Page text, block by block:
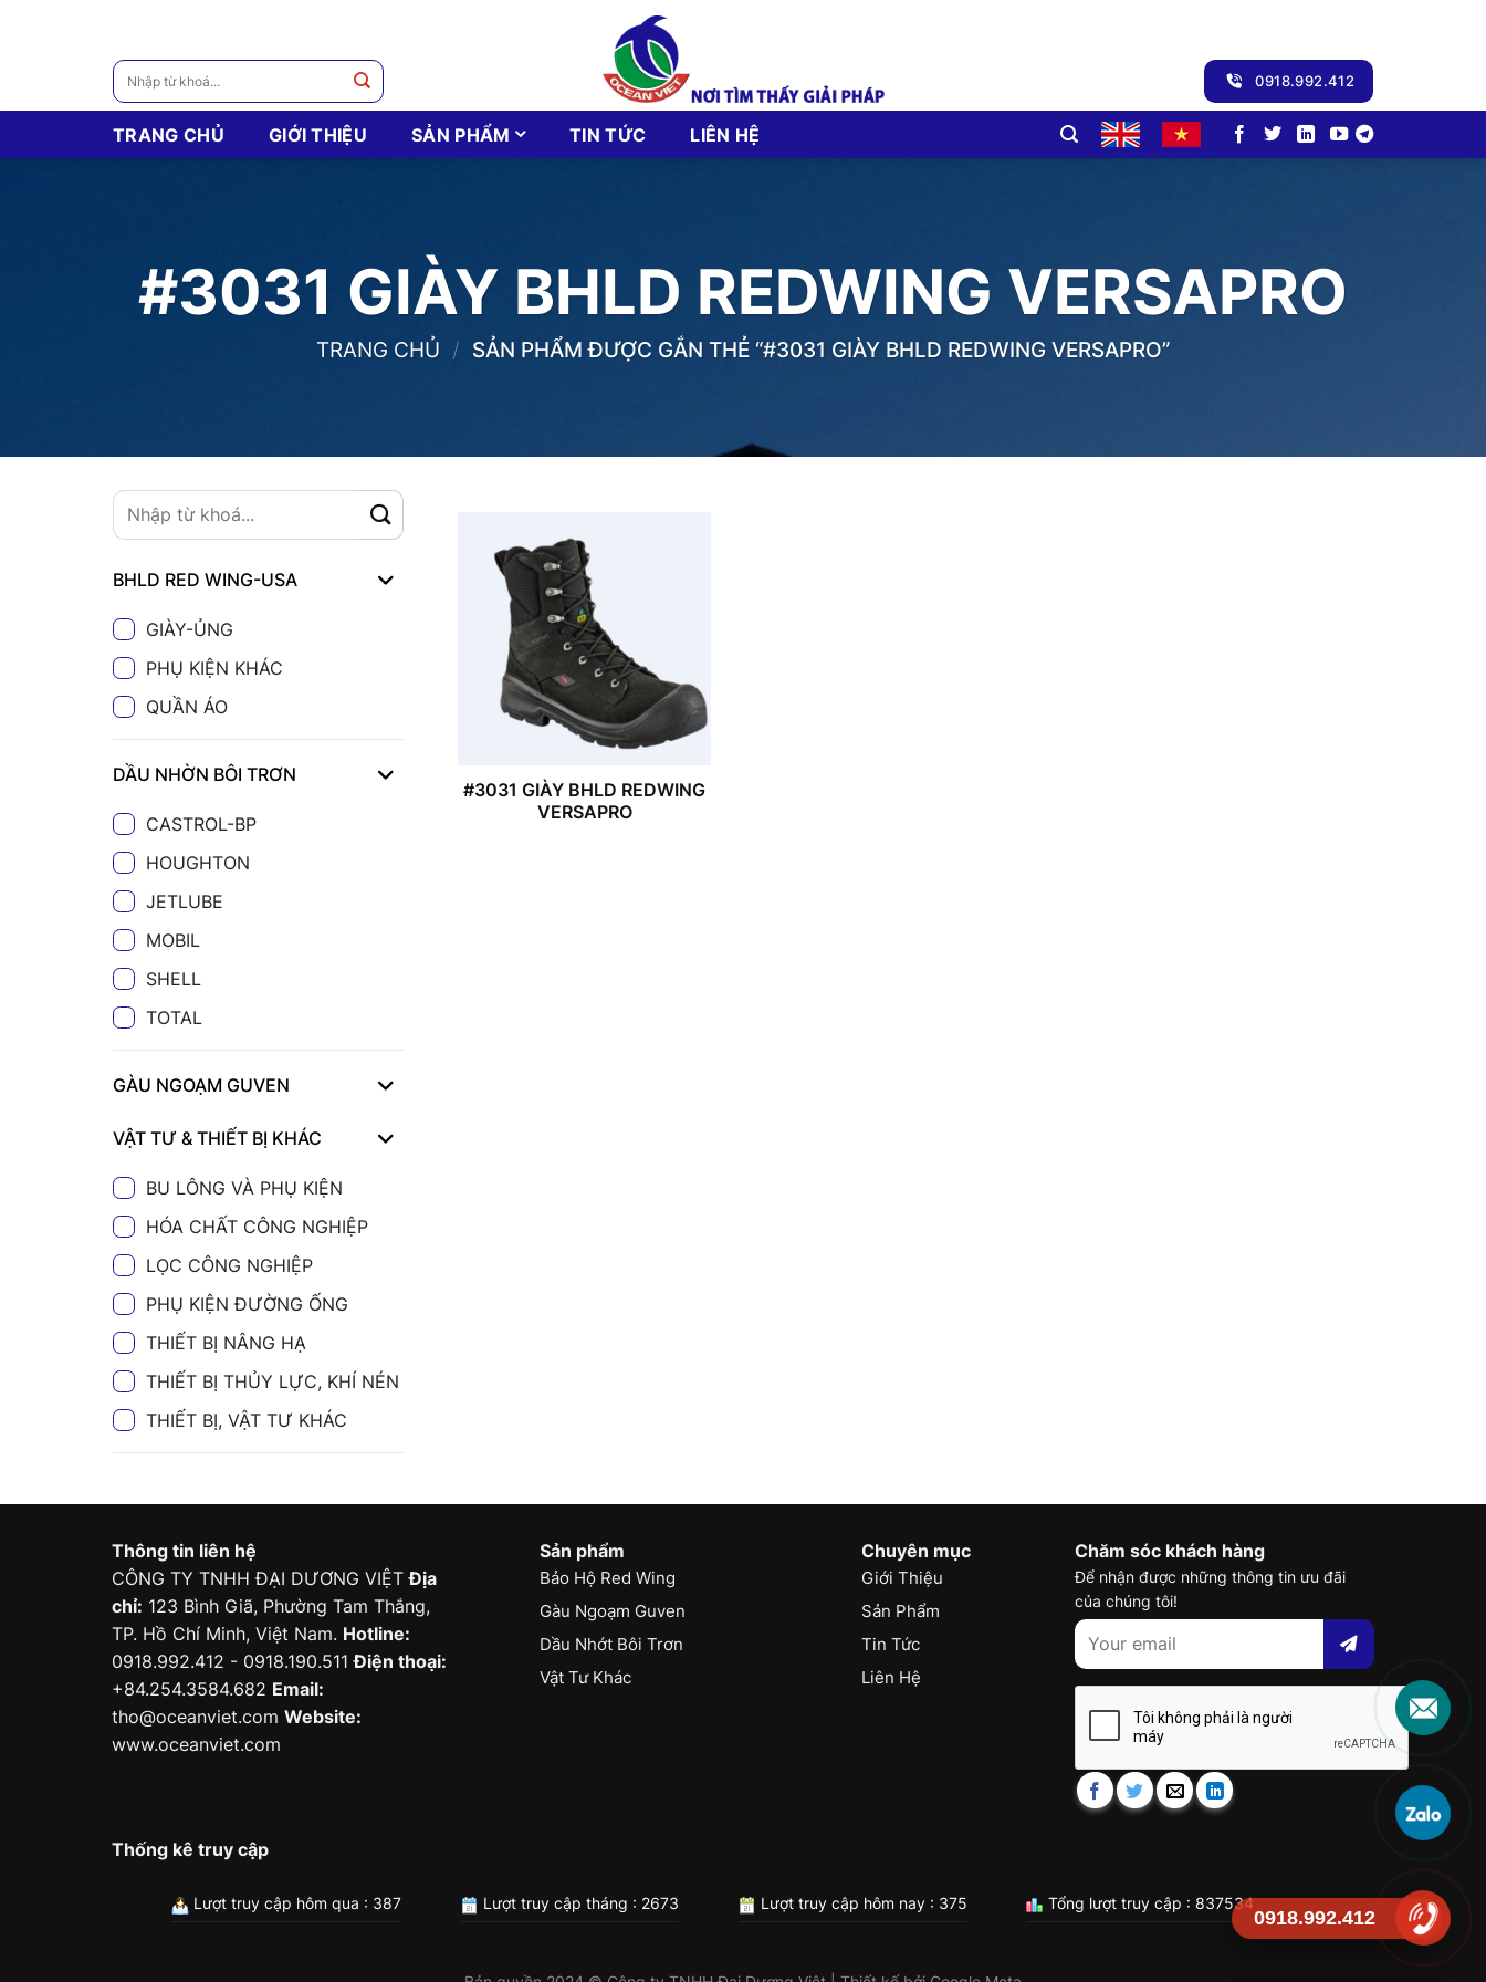
Tìm
kiếm:
0918.992.412
TRANG CHỦ GIỚI THIỆU SẢN PHẨM TIN TỨC LIÊN HỆ
#3031 GIÀY BHLD REDWING VERSAPRO
TRANG CHỦ / SẢN PHẨM ĐƯỢC GẮN THẺ “#3031 GIÀY BHLD REDWING VERSAPRO”
BHLD RED WING-USA
GIÀY-ỦNG
PHỤ KIỆN KHÁC
QUẦN ÁO
DẦU NHỜN BÔI TRƠN
CASTROL-BP
HOUGHTON
JETLUBE
MOBIL
SHELL
TOTAL
GÀU NGOẠM GUVEN
VẬT TƯ & THIẾT BỊ KHÁC
BU LÔNG VÀ PHỤ KIỆN
HÓA CHẤT CÔNG NGHIỆP
LỌC CÔNG NGHIỆP
PHỤ KIỆN ĐƯỜNG ỐNG
THIẾT BỊ NÂNG HẠ
THIẾT BỊ THỦY LỰC, KHÍ NÉN
THIẾT BỊ, VẬT TƯ KHÁC
#3031 GIÀY BHLD REDWING
VERSAPRO
Thông tin liên hệ
CÔNG TY TNHH ĐẠI DƯƠNG VIỆTĐịa
chỉ: 123 Bình Giã, Phường Tam Thắng,
TP. Hồ Chí Minh, Việt Nam. Hotline:
0918.992.412 - 0918.190.511Điện thoại:
+84.254.3584.682 Email:
tho@oceanviet.com Website:
www.oceanviet.com
Sản phẩm
Bảo Hộ Red Wing
Gàu Ngoạm Guven
Dầu Nhớt Bôi Trơn
Vật Tư Khác
Chuyên mục
Giới Thiệu
Sản Phẩm
Tin Tức
Liên Hệ
Chăm sóc khách hàng
Để nhận được những thông tin ưu đãi
của chúng tôi!
Thống kê truy cập
Lượt truy cập hôm qua : 387 Lượt truy cập tháng : 2673 Lượt truy cập hôm nay : 375 Tổng lượt truy cập : 837534
0918.992.412